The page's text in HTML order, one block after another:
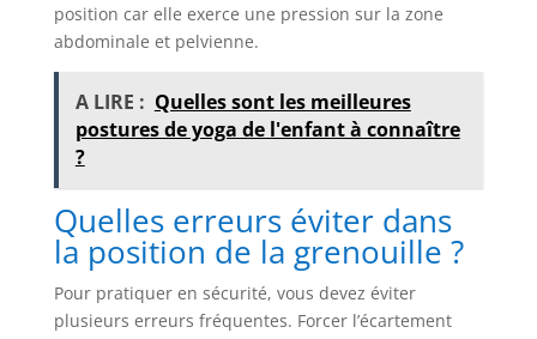
position car elle exerce une pression sur la zone
abdominale et pelvienne.
A LIRE : Quelles sont les meilleures
postures de yoga de l'enfant à connaître
?
Quelles erreurs éviter dans
la position de la grenouille ?
Pour pratiquer en sécurité, vous devez éviter
plusieurs erreurs fréquentes. Forcer l’écartement